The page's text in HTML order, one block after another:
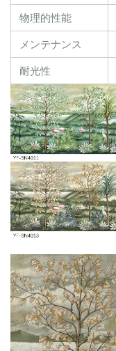
物理的性能
メンテナンス
耐光性